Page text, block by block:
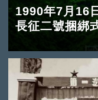
1990年7月16
長征二號捆綁